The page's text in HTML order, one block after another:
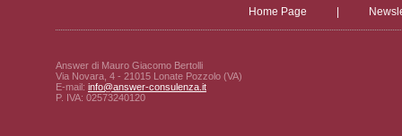
Home Page
Answer di Mauro Giacomo Bertolli
Via Novara, 4 - 21015 Lonate Pozzolo (VA)
E-mail: info@answer-consulenza.it
P. IVA: 02573240120